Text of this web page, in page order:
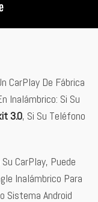
CarPlay De Fábrica
Inalámbrico: Si Su
3.0, Si Su Teléfono
CarPlay, Puede
Inalámbrico Para
Sistema Android